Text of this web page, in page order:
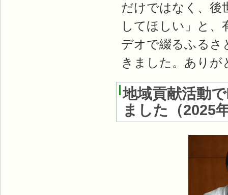
だけではなく、後
してほしい」と、
デオで綴るふるさ
きました。ありが
地域貢献活動
ました （2025